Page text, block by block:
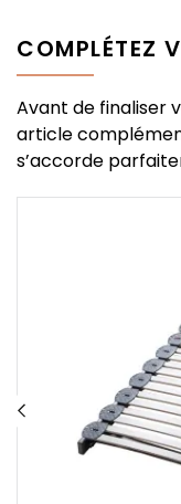
COMPLÉTEZ
Avant de finaliser
article
s’accorde